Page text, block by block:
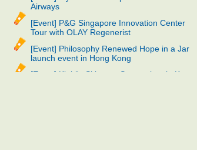
Airways
[Event] P&G Singapore Innovation Center
Tour with OLAY Regenerist
[Event] Philosophy Renewed Hope in a Jar
launch event in Hong Kong
[Event] Kiehl's Skincare Symposium in Korea